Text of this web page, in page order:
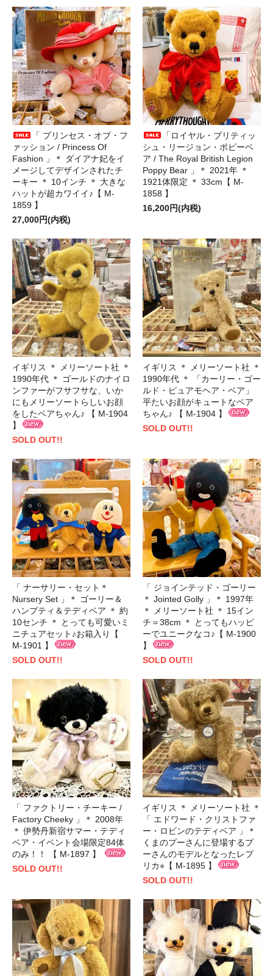
「 プリンセス・オブ・フ
ァッション / Princess Of
Fashion 」＊ ダイアナ妃をイ
メージしてデザインされたチ
ーキー ＊ 10インチ ＊ 大きな
ハットが超カワイイ♪【 M-
1859 】
27,000円(内税)
「ロイヤル・ブリティッ
シュ・リージョン・ポピーベ
ア / The Royal British Legion
Poppy Bear 」＊ 2021年 ＊
1921体限定 ＊ 33cm【 M-
1858 】
16,200円(内税)
イギリス ＊ メリーソート社 ＊
1990年代 ＊ ゴールドのナイロ
ンファーがフサフサな、いか
にもメリーソートらしいお顔
をしたベアちゃん♪ 【 M-1904
】
SOLD OUT!!
イギリス ＊ メリーソート社 ＊
1990年代 ＊ 「カーリー・ゴー
ルド・ピュアモヘア・ベア」
平たいお顔がキュートなベア
ちゃん♪ 【 M-1904 】
SOLD OUT!!
「 ナーサリー・セット＊
Nursery Set 」＊ ゴーリー＆
ハンプティ＆テディベア ＊ 約
10センチ ＊ とっても可愛いミ
ニチュアセット♪お箱入り【
M-1901 】
SOLD OUT!!
「 ジョインテッド・ゴーリー
＊ Jointed Golly 」＊ 1997年
＊ メリーソート社 ＊ 15イン
チ＝38cm ＊ とってもハッピ
ーでユニークなコ♪【 M-1900
】
SOLD OUT!!
「 ファクトリー・チーキー /
Factory Cheeky 」＊ 2008年
＊ 伊勢丹新宿サマー・テディ
ベア・イベント会場限定84体
のみ！！ 【 M-1897 】
SOLD OUT!!
イギリス ＊ メリーソート社 ＊
「 エドワード・クリストファ
ー・ロビンのテディベア 」＊
くまのプーさんに登場するプ
ーさんのモデルとなったレプ
リカ⭐︎【 M-1895 】
SOLD OUT!!